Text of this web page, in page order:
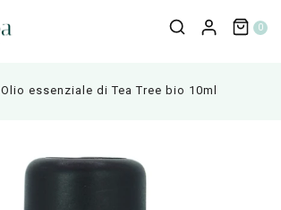
0
Olio essenziale di Tea Tree bio 10ml